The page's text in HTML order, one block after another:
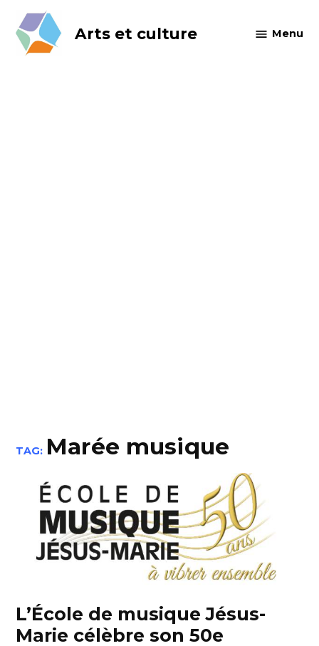
content
Arts et culture Menu
TAG: Marée musique
L’École de musique Jésus-
Marie célèbre son 50e